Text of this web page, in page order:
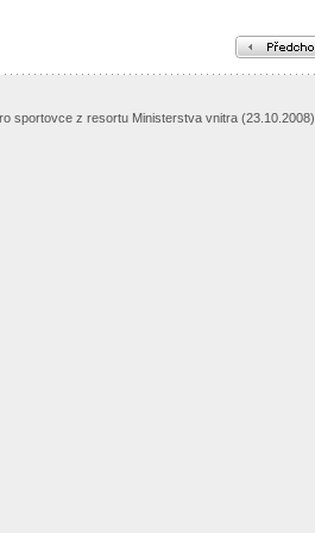
sportovce z resortu Ministerstva vnitra (23.10.2008)